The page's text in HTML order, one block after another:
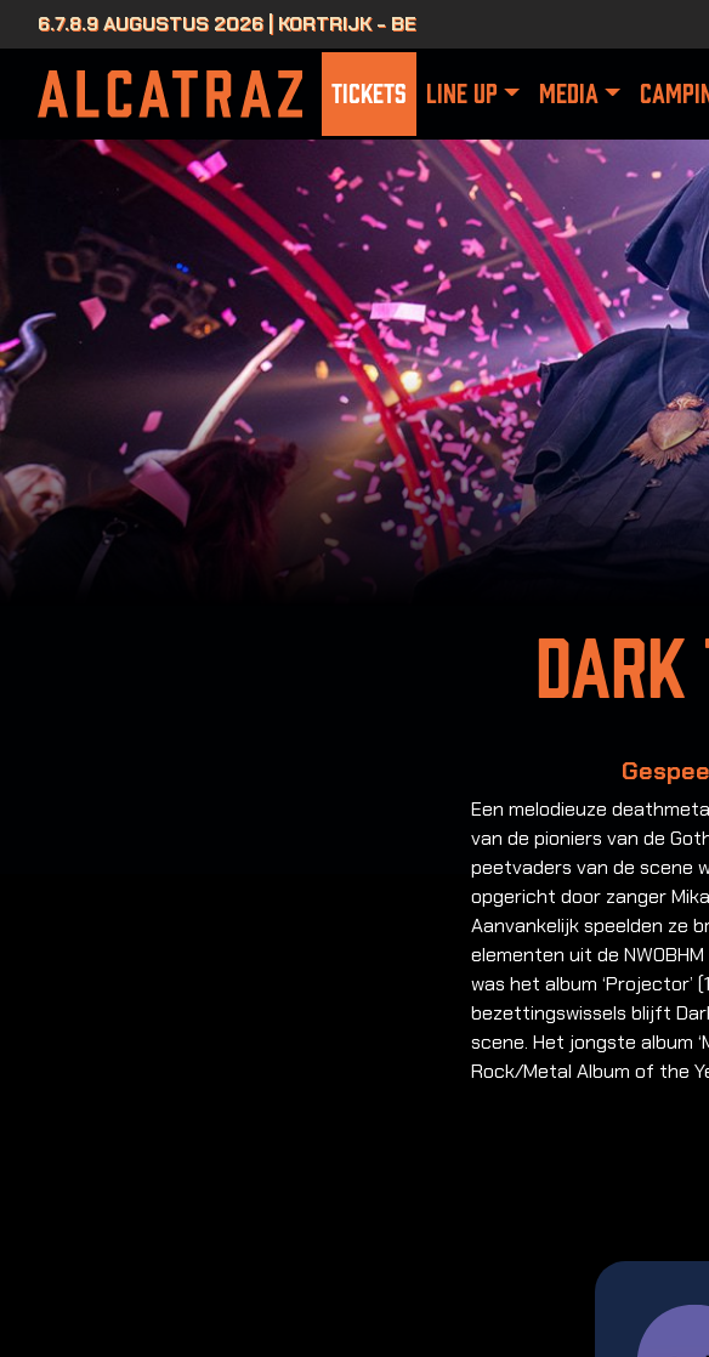
6.7.8.9 AUGUSTUS 2026 | KORTRIJK - BE
TICKETS LINE UP MEDIA
Een melodieuze
van de pioniers van de
peetvaders van de scene
opgericht door zanger
Aanvankelijk speelden ze
elementen uit de
was het album ‘Projector’
bezettingswissels blijft
scene. Het jongste album
Rock/Metal Album of the